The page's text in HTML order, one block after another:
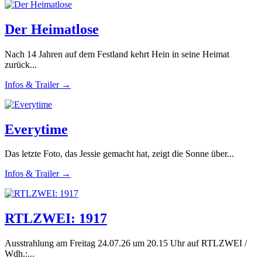
Der Heimatlose
Nach 14 Jahren auf dem Festland kehrt Hein in seine Heimat
zurück...
Infos & Trailer →
Everytime
Das letzte Foto, das Jessie gemacht hat, zeigt die Sonne über...
Infos & Trailer →
RTLZWEI: 1917
Ausstrahlung am Freitag 24.07.26 um 20.15 Uhr auf RTLZWEI /
Wdh.:...